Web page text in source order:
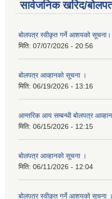
सार्वजनिक खरिद/
बोलपत्र स्वीकृत गर्ने आशयको सूचना।
मिति: 07/07/2026 - 20:56
बोलपत्र आव्हानको सूचना ।
मिति: 06/19/2026 - 13:16
आन्तरिक आय सम्बन्धी बोलपत्र
मिति: 06/15/2026 - 12:15
बोलपत्र आव्हानको सूचना ।
मिति: 06/11/2026 - 12:04
बोलपत्र स्वीकृत गर्ने आशयको सूचना ।